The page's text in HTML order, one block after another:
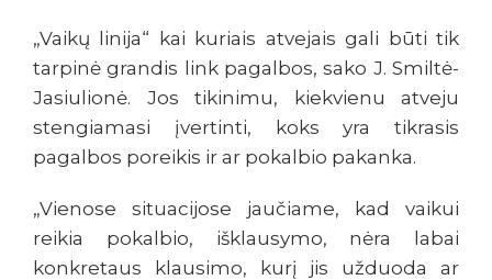
„Vaikų linija“ kai kuriais atvejais gali būti tik
tarpinė grandis link pagalbos, sako J. Smiltė-
Jasiulionė. Jos tikinimu, kiekvienu atveju
stengiamasi įvertinti, koks yra tikrasis
pagalbos poreikis ir ar pokalbio pakanka.
„Vienose situacijose jaučiame, kad vaikui
reikia pokalbio, išklausymo, nėra labai
konkretaus klausimo, kurį jis užduoda ar